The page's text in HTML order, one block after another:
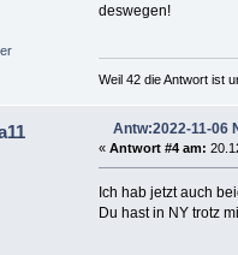
deswegen!
Weil 42 die Antwort ist
Antw:2022-11-06
«Antwort #4 am:
Ich hab jetzt auch
Du hast in NY trotz